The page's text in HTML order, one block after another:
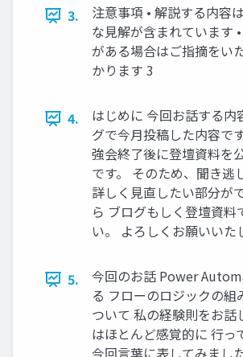
3.
注意事項 • 解説する内容
な見解が含まれています
がある場合はご指摘をい
かります 3
4.
はじめに 今回お話する内
グで今月投稿した内容で
強会終了後に登壇資料を
です。 そのため、聞き逃
詳しく見直したい部分が
ら ブログもしく登壇資料
い。 よろしくお願いいた
5.
今回のお話 Power
る フローのロジックの組
ついて 私の経験則をお話
はほとんど感覚的に 行っ